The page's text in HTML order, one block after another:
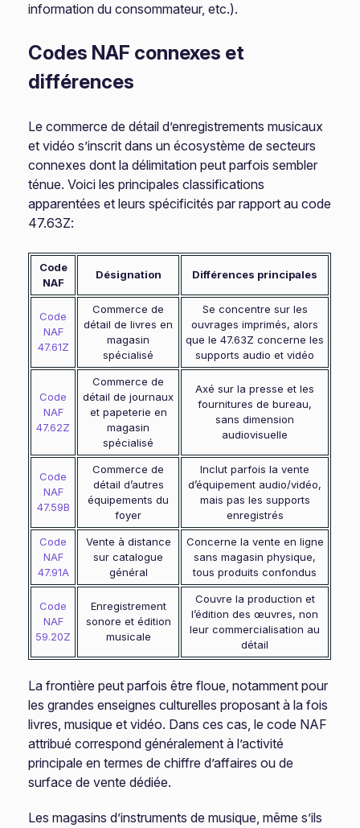
information du consommateur, etc.).
Codes NAF connexes et
différences
Le commerce de détail d’enregistrements musicaux
et vidéo s’inscrit dans un écosystème de secteurs
connexes dont la délimitation peut parfois sembler
ténue. Voici les principales classifications
apparentées et leurs spécificités par rapport au code
47.63Z:
Code
NAF
Désignation Différences principales
Code
NAF
47.61Z
Commerce de
détail de livres en
magasin
spécialisé
Se concentre sur les
ouvrages imprimés, alors
que le 47.63Z concerne les
supports audio et vidéo
Code
NAF
47.62Z
Commerce de
détail de journaux
et papeterie en
magasin
spécialisé
Axé sur la presse et les
fournitures de bureau,
sans dimension
audiovisuelle
Code
NAF
47.59B
Commerce de
détail d’autres
équipements du
foyer
Inclut parfois la vente
d’équipement audio/vidéo,
mais pas les supports
enregistrés
Code
NAF
47.91A
Vente à distance
sur catalogue
général
Concerne la vente en ligne
sans magasin physique,
tous produits confondus
Code
NAF
59.20Z
Enregistrement
sonore et édition
musicale
Couvre la production et
l’édition des œuvres, non
leur commercialisation au
détail
La frontière peut parfois être floue, notamment pour
les grandes enseignes culturelles proposant à la fois
livres, musique et vidéo. Dans ces cas, le code NAF
attribué correspond généralement à l’activité
principale en termes de chiffre d’affaires ou de
surface de vente dédiée.
Les magasins d’instruments de musique, même s’ils